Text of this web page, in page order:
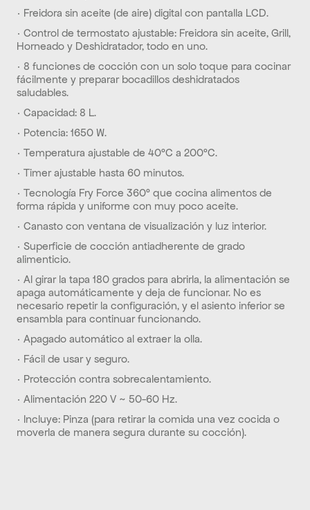
· Freidora sin aceite (de aire) digital con pantalla LCD.
· Control de termostato ajustable: Freidora sin aceite, Grill,
Horneado y Deshidratador, todo en uno.
· 8 funciones de cocción con un solo toque para cocinar
fácilmente y preparar bocadillos deshidratados
saludables.
· Capacidad: 8 L.
· Potencia: 1650 W.
· Temperatura ajustable de 40°C a 200°C.
· Timer ajustable hasta 60 minutos.
· Tecnología Fry Force 360° que cocina alimentos de
forma rápida y uniforme con muy poco aceite.
· Canasto con ventana de visualización y luz interior.
· Superficie de cocción antiadherente de grado
alimenticio.
· Al girar la tapa 180 grados para abrirla, la alimentación se
apaga automáticamente y deja de funcionar. No es
necesario repetir la configuración, y el asiento inferior se
ensambla para continuar funcionando.
· Apagado automático al extraer la olla.
· Fácil de usar y seguro.
· Protección contra sobrecalentamiento.
· Alimentación 220 V ~ 50-60 Hz.
· Incluye: Pinza (para retirar la comida una vez cocida o
moverla de manera segura durante su cocción).